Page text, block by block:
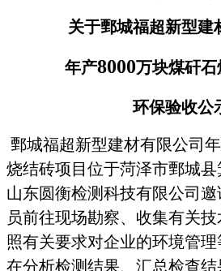
关于鄄城福超新型建
年产8000万块煤矸石
环保验收公
鄄城福超新型建材有限公司
烧结砖项目位于菏泽市鄄城县
山东圆衡检测科技有限公司
员前往现场勘察、收集有关
照有关要求对企业的环境管理
在分析检测结果、汇总检查